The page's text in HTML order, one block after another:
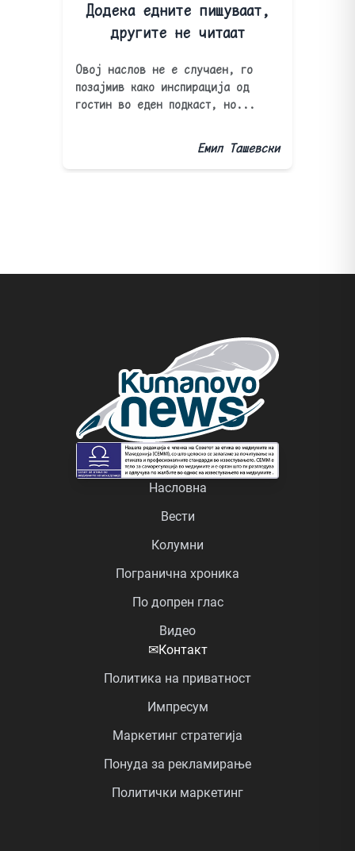
Додека едните пишуваат,
другите не читаат
Овој наслов не е случаен, го
позајмив како инспирација од
гостин во еден подкаст, но...
Емил Ташевски
Насловна
Вести
Колумни
Погранична хроника
По допрен глас
Видео
✉Контакт
Политика на приватност
Импресум
Маркетинг стратегија
Понуда за рекламирање
Политички маркетинг